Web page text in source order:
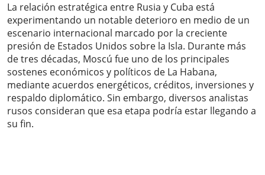
La relación estratégica entre Rusia y Cuba está
experimentando un notable deterioro en medio de un
escenario internacional marcado por la creciente
presión de Estados Unidos sobre la Isla. Durante más
de tres décadas, Moscú fue uno de los principales
sostenes económicos y políticos de La Habana,
mediante acuerdos energéticos, créditos, inversiones y
respaldo diplomático. Sin embargo, diversos analistas
rusos consideran que esa etapa podría estar llegando a
su fin.